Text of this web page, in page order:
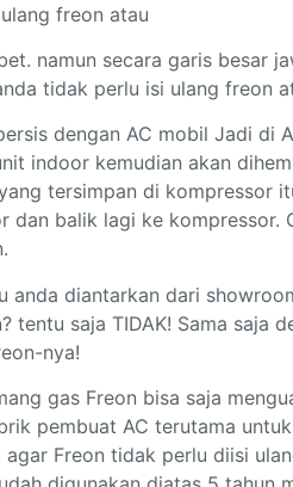
freon atau
namun secara garis besar
tidak perlu isi ulang freon
dengan AC mobil Jadi di
indoor kemudian akan
tersimpan di
balik lagi ke kompressor.
anda diantarkan dari
saja TIDAK! Sama saja
nya!
gas Freon bisa saja
pembuat AC terutama
Freon tidak perlu diisi